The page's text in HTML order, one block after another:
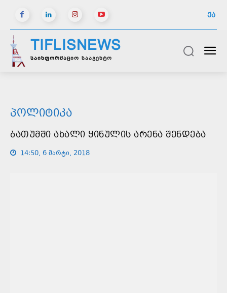
ᲥᲐ
TIFLISNEWS
საინფორმაციო სააგენტო
ᲞᲝᲚᲘᲢᲘᲙᲐ
ᲑᲐᲗᲣᲛᲨᲘ ᲐᲮᲐᲚᲘ ᲧᲘᲜᲣᲚᲘᲡ ᲐᲠᲔᲜᲐ ᲨᲔᲜᲓᲔᲑᲐ
14:50, 6 მარტი, 2018